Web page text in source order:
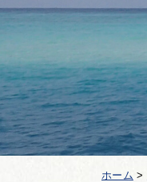
ホーム >